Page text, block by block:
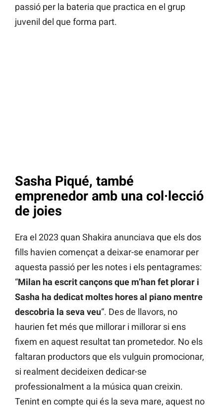
passió per la bateria que practica en el grup
juvenil del que forma part.
Sasha Piqué, també
emprenedor amb una col·lecció
de joies
Era el 2023 quan Shakira anunciava que els dos
fills havien començat a deixar-se enamorar per
aquesta passió per les notes i els pentagrames:
“Milan ha escrit cançons que m’han fet plorar i
Sasha ha dedicat moltes hores al piano mentre
descobria la seva veu“. Des de llavors, no
haurien fet més que millorar i millorar si ens
fixem en aquest resultat tan prometedor. No els
faltaran productors que els vulguin promocionar,
si realment decideixen dedicar-se
professionalment a la música quan creixin.
Tenint en compte qui és la seva mare, aquest no